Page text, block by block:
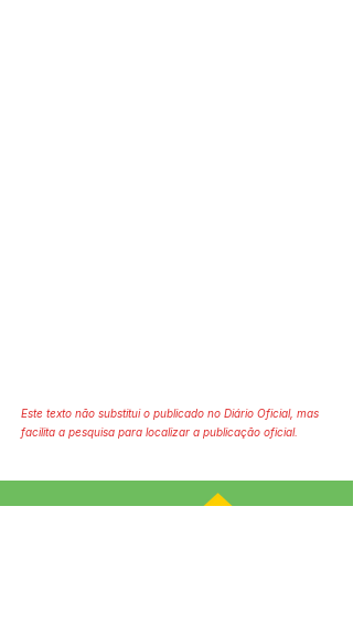
Este texto não substitui o publicado no Diário Oficial, mas
facilita a pesquisa para localizar a publicação oficial.